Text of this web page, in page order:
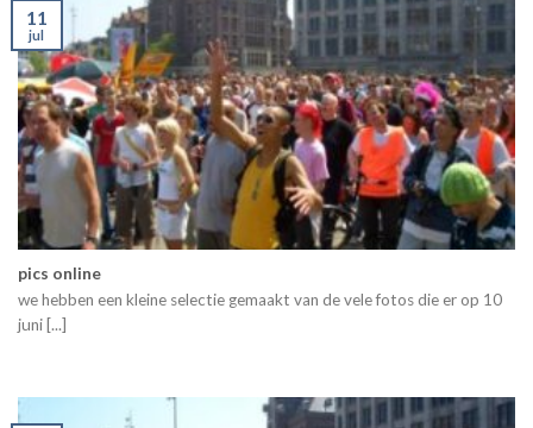
pics online
we hebben een kleine selectie gemaakt van de vele fotos die er op 10
juni [...]
11
jul